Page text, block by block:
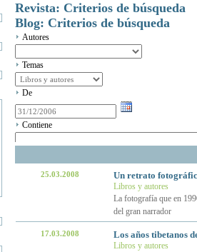
Revista: Criterios de búsqueda
Blog: Criterios de búsqueda
Autores
Temas
De
Contiene
25.03.2008 Un retrato
Libros y autores
La fotografía que en
del gran narrador
17.03.2008 Los años tibetanos
Libros y autores